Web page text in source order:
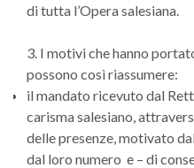
di tutta l’Opera salesiana.
3. I motivi che hanno
possono così riassumere:
il mandato ricevuto dal
carisma salesiano,
delle presenze, motivato
dal loro numero e – di